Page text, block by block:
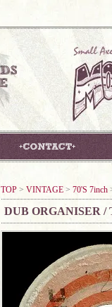
TOP > VINTAGE > 70'S 7inch
DUB ORGANISER /